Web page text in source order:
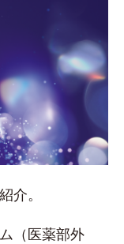
介。
（医薬部外